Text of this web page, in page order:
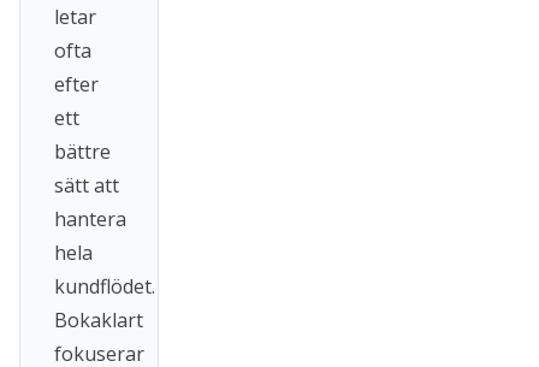
letar
ofta
efter
ett
bättre
sätt att
hantera
hela
kundflödet.
Bokaklart
fokuserar